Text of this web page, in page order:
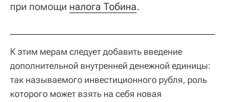
при помощи налога Тобина.
К этим мерам следует добавить введение
дополнительной внутренней денежной единицы:
так называемого инвестиционного рубля, роль
которого может взять на себя новая